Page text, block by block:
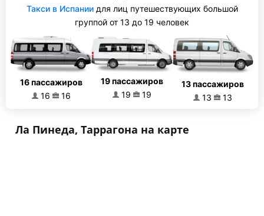
Такси в Испаниидля лиц путешествующих большой
группой от 13 до 19 человек
16 пассажиров
16
16
19 пассажиров
19
19
13 пассажиров
13
13
Ла Пинеда, Таррагона на карте